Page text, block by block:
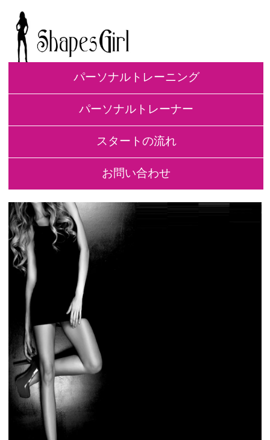
パーソナルトレーニング
パーソナルトレーナー
スタートの流れ
お問い合わせ